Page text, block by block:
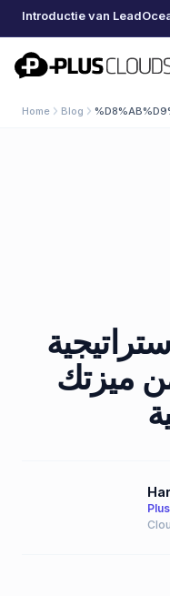
PlusClouds
Home Blog
ميزتك